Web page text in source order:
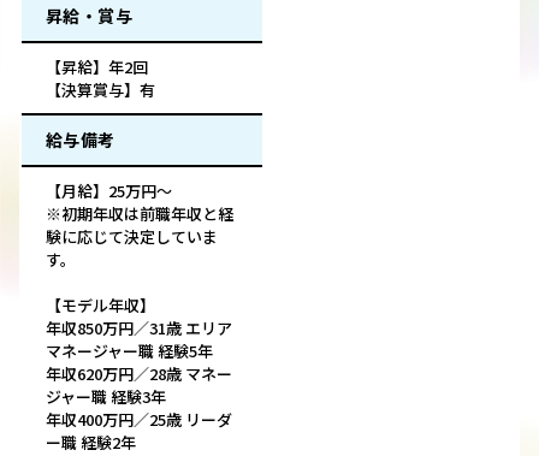
昇給・賞与
【昇給】年2回
【決算賞与】有
給与備考
【月給】25万円～
※初期年収は前職年収と経
験に応じて決定していま
す。
【モデル年収】
年収850万円／31歳 エリア
マネージャー職 経験5年
年収620万円／28歳 マネー
ジャー職 経験3年
年収400万円／25歳 リーダ
ー職 経験2年